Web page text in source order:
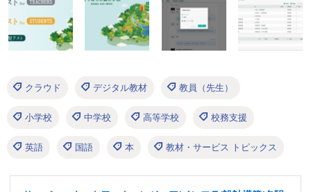
クラウド デジタル教材 教員（先生）
小学校 中学校 高等学校 校務支援
英語 国語 本 教材・サービス トピックス